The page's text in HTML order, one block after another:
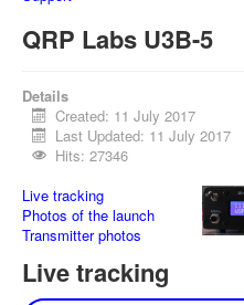
QRP Labs U3B-5
Details
Created: 11 July 2017
Last Updated: 11 July 2017
Hits: 27346
Live tracking
Photos of the launch
Transmitter photos
Live tracking